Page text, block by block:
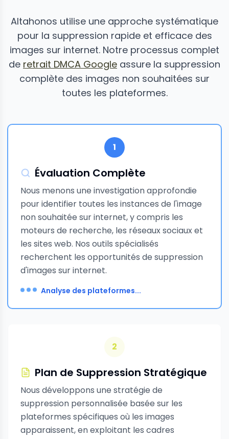
Altahonos utilise une approche systématique
pour la suppression rapide et efficace des
images sur internet. Notre processus complet
de retrait DMCA Google assure la suppression
complète des images non souhaitées sur
toutes les plateformes.
Évaluation Complète
Nous menons une investigation approfondie
pour identifier toutes les instances de l'image
non souhaitée sur internet, y compris les
moteurs de recherche, les réseaux sociaux et
les sites web. Nos outils spécialisés
recherchent les opportunités de suppression
d'images sur internet.
Plan de Suppression Stratégique
Nous développons une stratégie de
suppression personnalisée basée sur les
plateformes spécifiques où les images
apparaissent, en exploitant les cadres
juridiques et les politiques des plateformes.